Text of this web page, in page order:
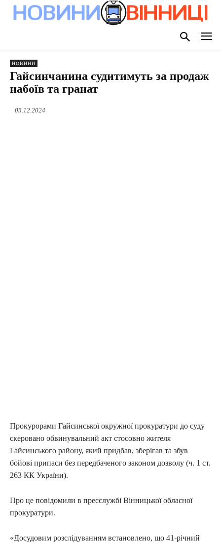
НОВИНИ
Гайсинчанина судитимуть за продаж
набоїв та гранат
05.12.2024
Прокурорами Гайсинської окружної прокуратури до суду
скеровано обвинувальний акт стосовно жителя
Гайсинського району, який придбав, зберігав та збув
бойові припаси без передбаченого законом дозволу (ч. 1 ст.
263 КК України).
Про це повідомили в пресслужбі Вінницької обласної
прокуратури.
«Досудовим розслідуванням встановлено, що 41-річний